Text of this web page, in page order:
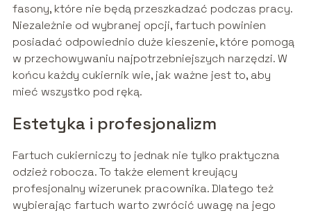
fasony, które nie będą przeszkadzać podczas pracy.
Niezależnie od wybranej opcji, fartuch powinien
posiadać odpowiednio duże kieszenie, które pomogą
w przechowywaniu najpotrzebniejszych narzędzi. W
końcu każdy cukiernik wie, jak ważne jest to, aby
mieć wszystko pod ręką.
Estetyka i profesjonalizm
Fartuch cukierniczy to jednak nie tylko praktyczna
odzież robocza. To także element kreujący
profesjonalny wizerunek pracownika. Dlatego też
wybierając fartuch warto zwrócić uwagę na jego